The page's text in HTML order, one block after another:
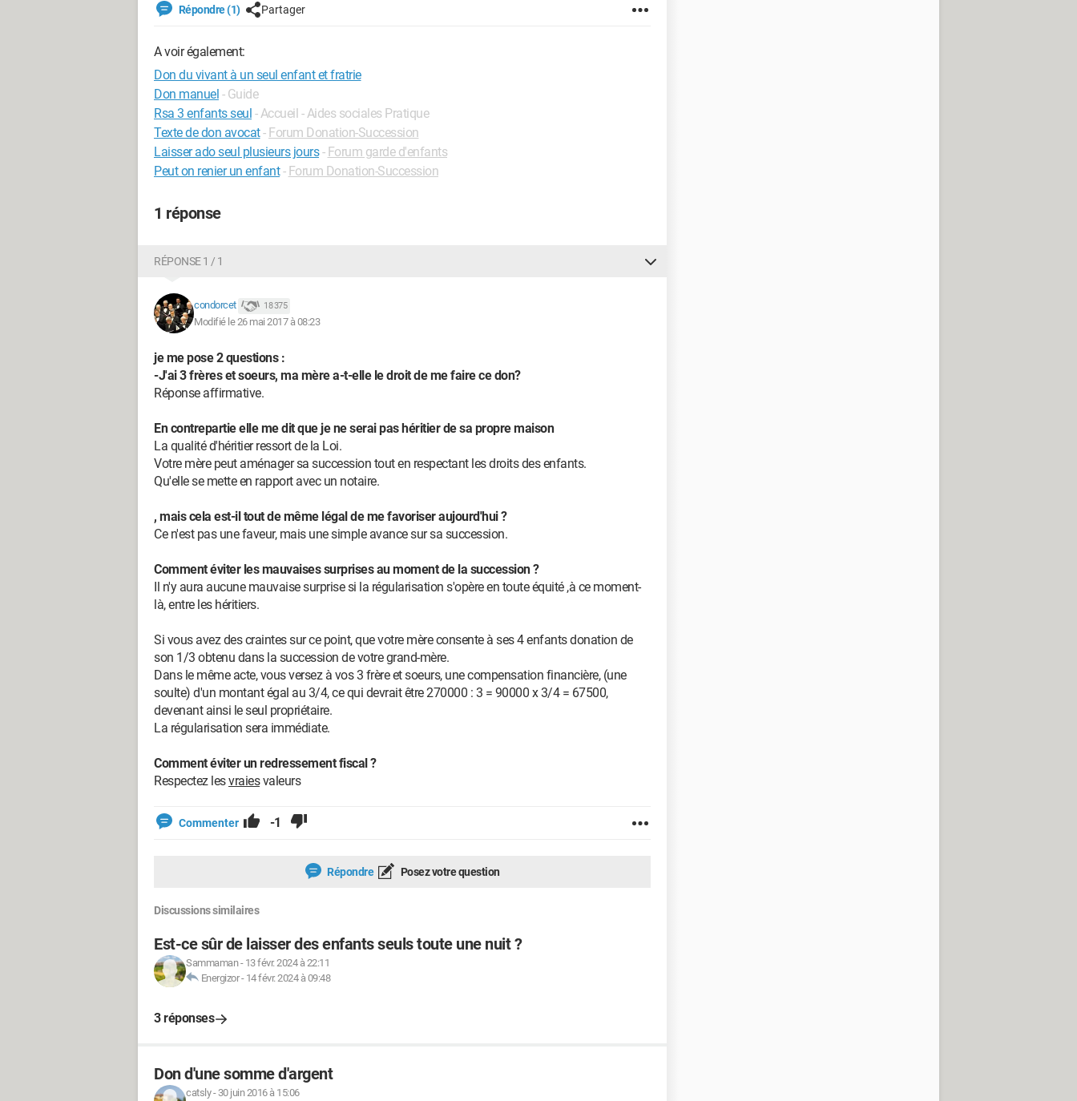
Répondre (1) Partager
A voir également:
Don du vivant à un seul enfant et fratrie
Don manuel - Guide
Rsa 3 enfants seul - Accueil - Aides sociales Pratique
Texte de don avocat- Forum Donation-Succession
Laisser ado seul plusieurs jours - Forum garde d'enfants
Peut on renier un enfant - Forum Donation-Succession
1 réponse
RÉPONSE 1 / 1
condorcet 18 375
Modifié le 26 mai 2017 à 08:23
je me pose 2 questions :
-J'ai 3 frères et soeurs, ma mère a-t-elle le droit de me faire ce don?
Réponse affirmative.
En contrepartie elle me dit que je ne serai pas héritier de sa propre maison
La qualité d'héritier ressort de la Loi.
Votre mère peut aménager sa succession tout en respectant les droits des enfants.
Qu'elle se mette en rapport avec un notaire.
, mais cela est-il tout de même légal de me favoriser aujourd'hui ?
Ce n'est pas une faveur, mais une simple avance sur sa succession.
Comment éviter les mauvaises surprises au moment de la succession ?
Il n'y aura aucune mauvaise surprise si la régularisation s'opère en toute équité ,à ce moment-
là, entre les héritiers.
Si vous avez des craintes sur ce point, que votre mère consente à ses 4 enfants donation de
son 1/3 obtenu dans la succession de votre grand-mère.
Dans le même acte, vous versez à vos 3 frère et soeurs, une compensation financière, (une
soulte) d'un montant égal au 3/4, ce qui devrait être 270000 : 3 = 90000 x 3/4 = 67500,
devenant ainsi le seul propriétaire.
La régularisation sera immédiate.
Comment éviter un redressement fiscal ?
Respectez lesvraiesvaleurs
Commenter -1
Répondre Posez votre question
Discussions similaires
Est-ce sûr de laisser des enfants seuls toute une nuit ?
Sammaman- 13 févr. 2024 à 22:11
Energizor- 14 févr. 2024 à 09:48
3 réponses
Don d'une somme d'argent
catsly- 30 juin 2016 à 15:06